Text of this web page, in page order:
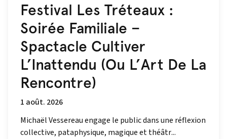
Festival Les Tréteaux :
Soirée Familiale –
Spactacle Cultiver
L’Inattendu (Ou L’Art De La
Rencontre)
1 août. 2026
Michaël Vessereau engage le public dans une réflexion
collective, pataphysique, magique et théâtr...